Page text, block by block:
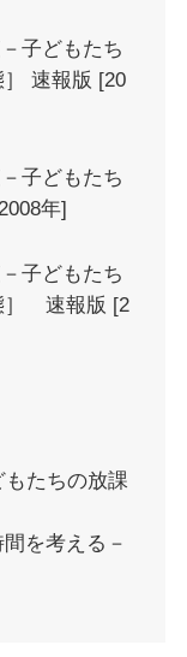
子どもたち
速報版 [20
子どもたち
年]
子どもたち
］ 速報版 [2
たちの放課
を考える－